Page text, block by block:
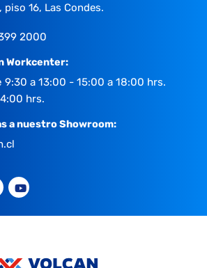
16, Las Condes.
2000
Workcenter:
9:30 a 13:00 - 15:00 a 18:00 hrs.
hrs.
a nuestro Showroom: